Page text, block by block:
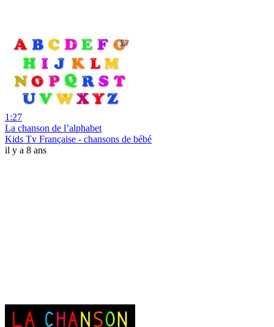
1:27
La chanson de l’alphabet
Kids Tv Française - chansons de bébé
il y a 8 ans